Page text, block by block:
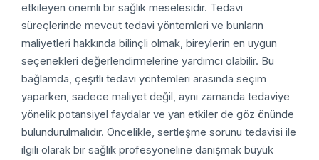
etkileyen önemli bir sağlık meselesidir. Tedavi
süreçlerinde mevcut tedavi yöntemleri ve bunların
maliyetleri hakkında bilinçli olmak, bireylerin en uygun
seçenekleri değerlendirmelerine yardımcı olabilir. Bu
bağlamda, çeşitli tedavi yöntemleri arasında seçim
yaparken, sadece maliyet değil, aynı zamanda tedaviye
yönelik potansiyel faydalar ve yan etkiler de göz önünde
bulundurulmalıdır. Öncelikle, sertleşme sorunu tedavisi ile
ilgili olarak bir sağlık profesyoneline danışmak büyük